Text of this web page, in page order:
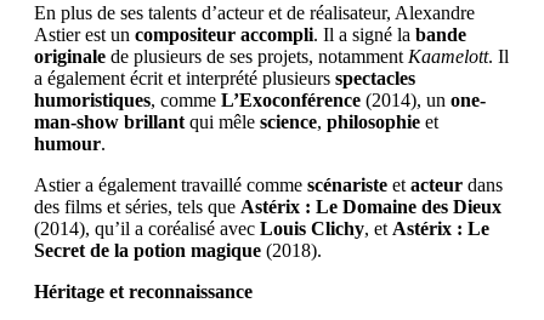
En plus de ses talents d’acteur et de réalisateur, Alexandre
Astier est un compositeur accompli. Il a signé la bande
originale de plusieurs de ses projets, notamment Kaamelott. Il
a également écrit et interprété plusieurs spectacles
humoristiques, comme L’Exoconférence (2014), un one-
man-show brillant qui mêle science, philosophie et
humour.
Astier a également travaillé comme scénariste et acteur dans
des films et séries, tels que Astérix : Le Domaine des Dieux
(2014), qu’il a coréalisé avec Louis Clichy, et Astérix : Le
Secret de la potion magique (2018).
Héritage et reconnaissance